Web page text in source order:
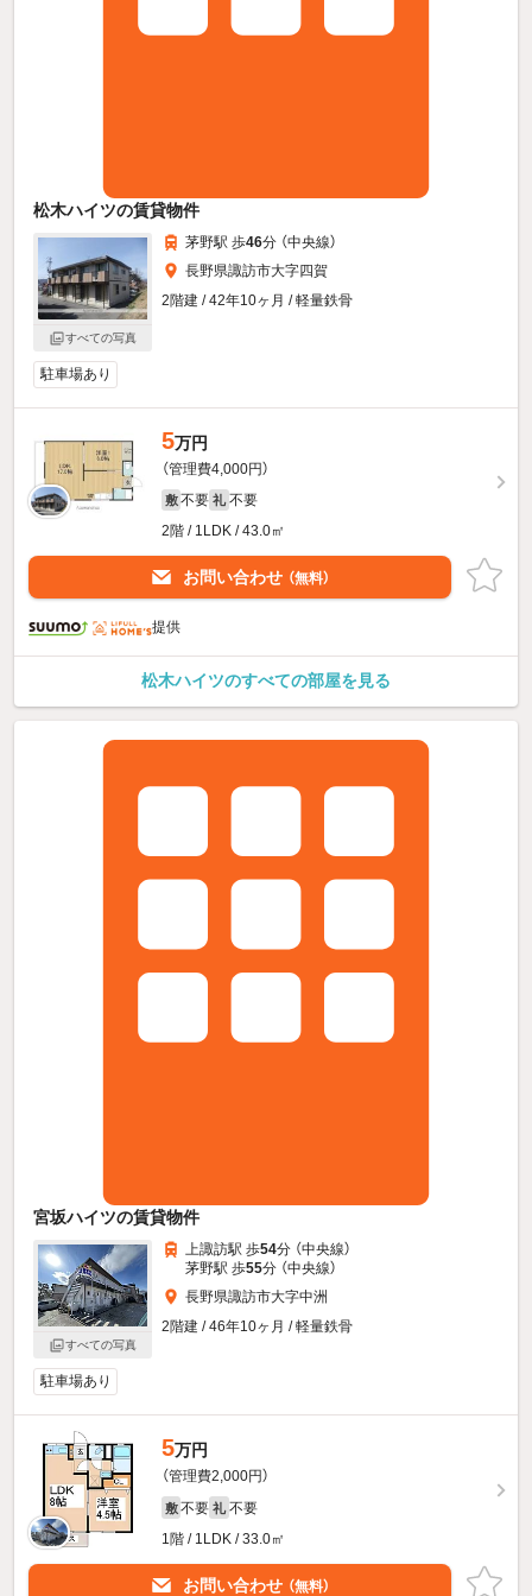
松木ハイツの賃貸物件
すべての写真
茅野駅 歩46分 （中央線）
長野県諏訪市大字四賀
2階建 / 42年10ヶ月 / 軽量鉄骨
駐車場あり
5万円
（管理費4,000円）
敷 不要 礼 不要
2階 / 1LDK / 43.0㎡
お問い合わせ （無料）
提供
松木ハイツのすべての部屋を見る
宮坂ハイツの賃貸物件
すべての写真
上諏訪駅 歩54分 （中央線）
茅野駅 歩55分 （中央線）
長野県諏訪市大字中洲
2階建 / 46年10ヶ月 / 軽量鉄骨
駐車場あり
5万円
（管理費2,000円）
敷 不要 礼 不要
1階 / 1LDK / 33.0㎡
お問い合わせ （無料）